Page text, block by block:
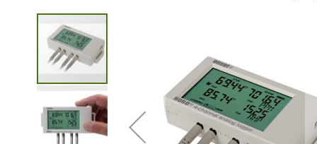
Zum
Ende
der
Bildgalerie
springen